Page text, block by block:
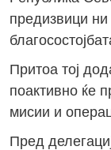
предизвици
Притоа тој
поактивно ќе
мисии и
Пред